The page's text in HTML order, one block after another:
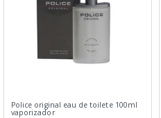
Police original eau de toilete 100ml
vaporizador